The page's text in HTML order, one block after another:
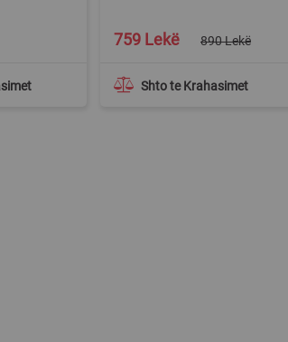
Shto te Krahasimet
Special
Price
759 Lekë 890 Lekë